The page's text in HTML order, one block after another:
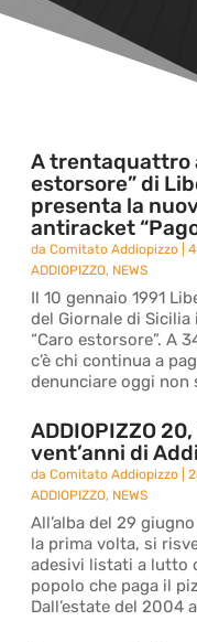
A trentaquattro
estorsore” di
presenta la
antiracket
daComitato Addiopizzo |
ADDIOPIZZO, NEWS
Il 10 gennaio 1991
del Giornale di
“Caro estorsore”. A
c’è chi continua a
denunciare oggi non
ADDIOPIZZO
vent’anni di
daComitato Addiopizzo |
ADDIOPIZZO, NEWS
All’alba del 29
la prima volta, si
adesivi listati a lutto
popolo che paga il
Dall’estate del 2004